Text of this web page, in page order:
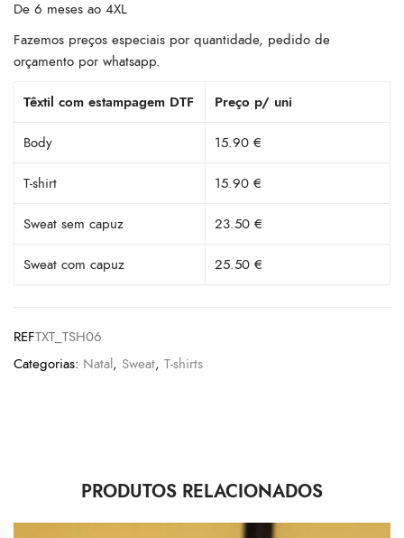
De 6 meses ao 4XL
Fazemos preços especiais por quantidade, pedido de
orçamento por whatsapp.
Têxtil com estampagem DTF Preço p/ uni
Body 15.90 €
T-shirt 15.90 €
Sweat sem capuz 23.50 €
Sweat com capuz 25.50 €
REFTXT_TSH06
Categorias: Natal, Sweat, T-shirts
PRODUTOS RELACIONADOS